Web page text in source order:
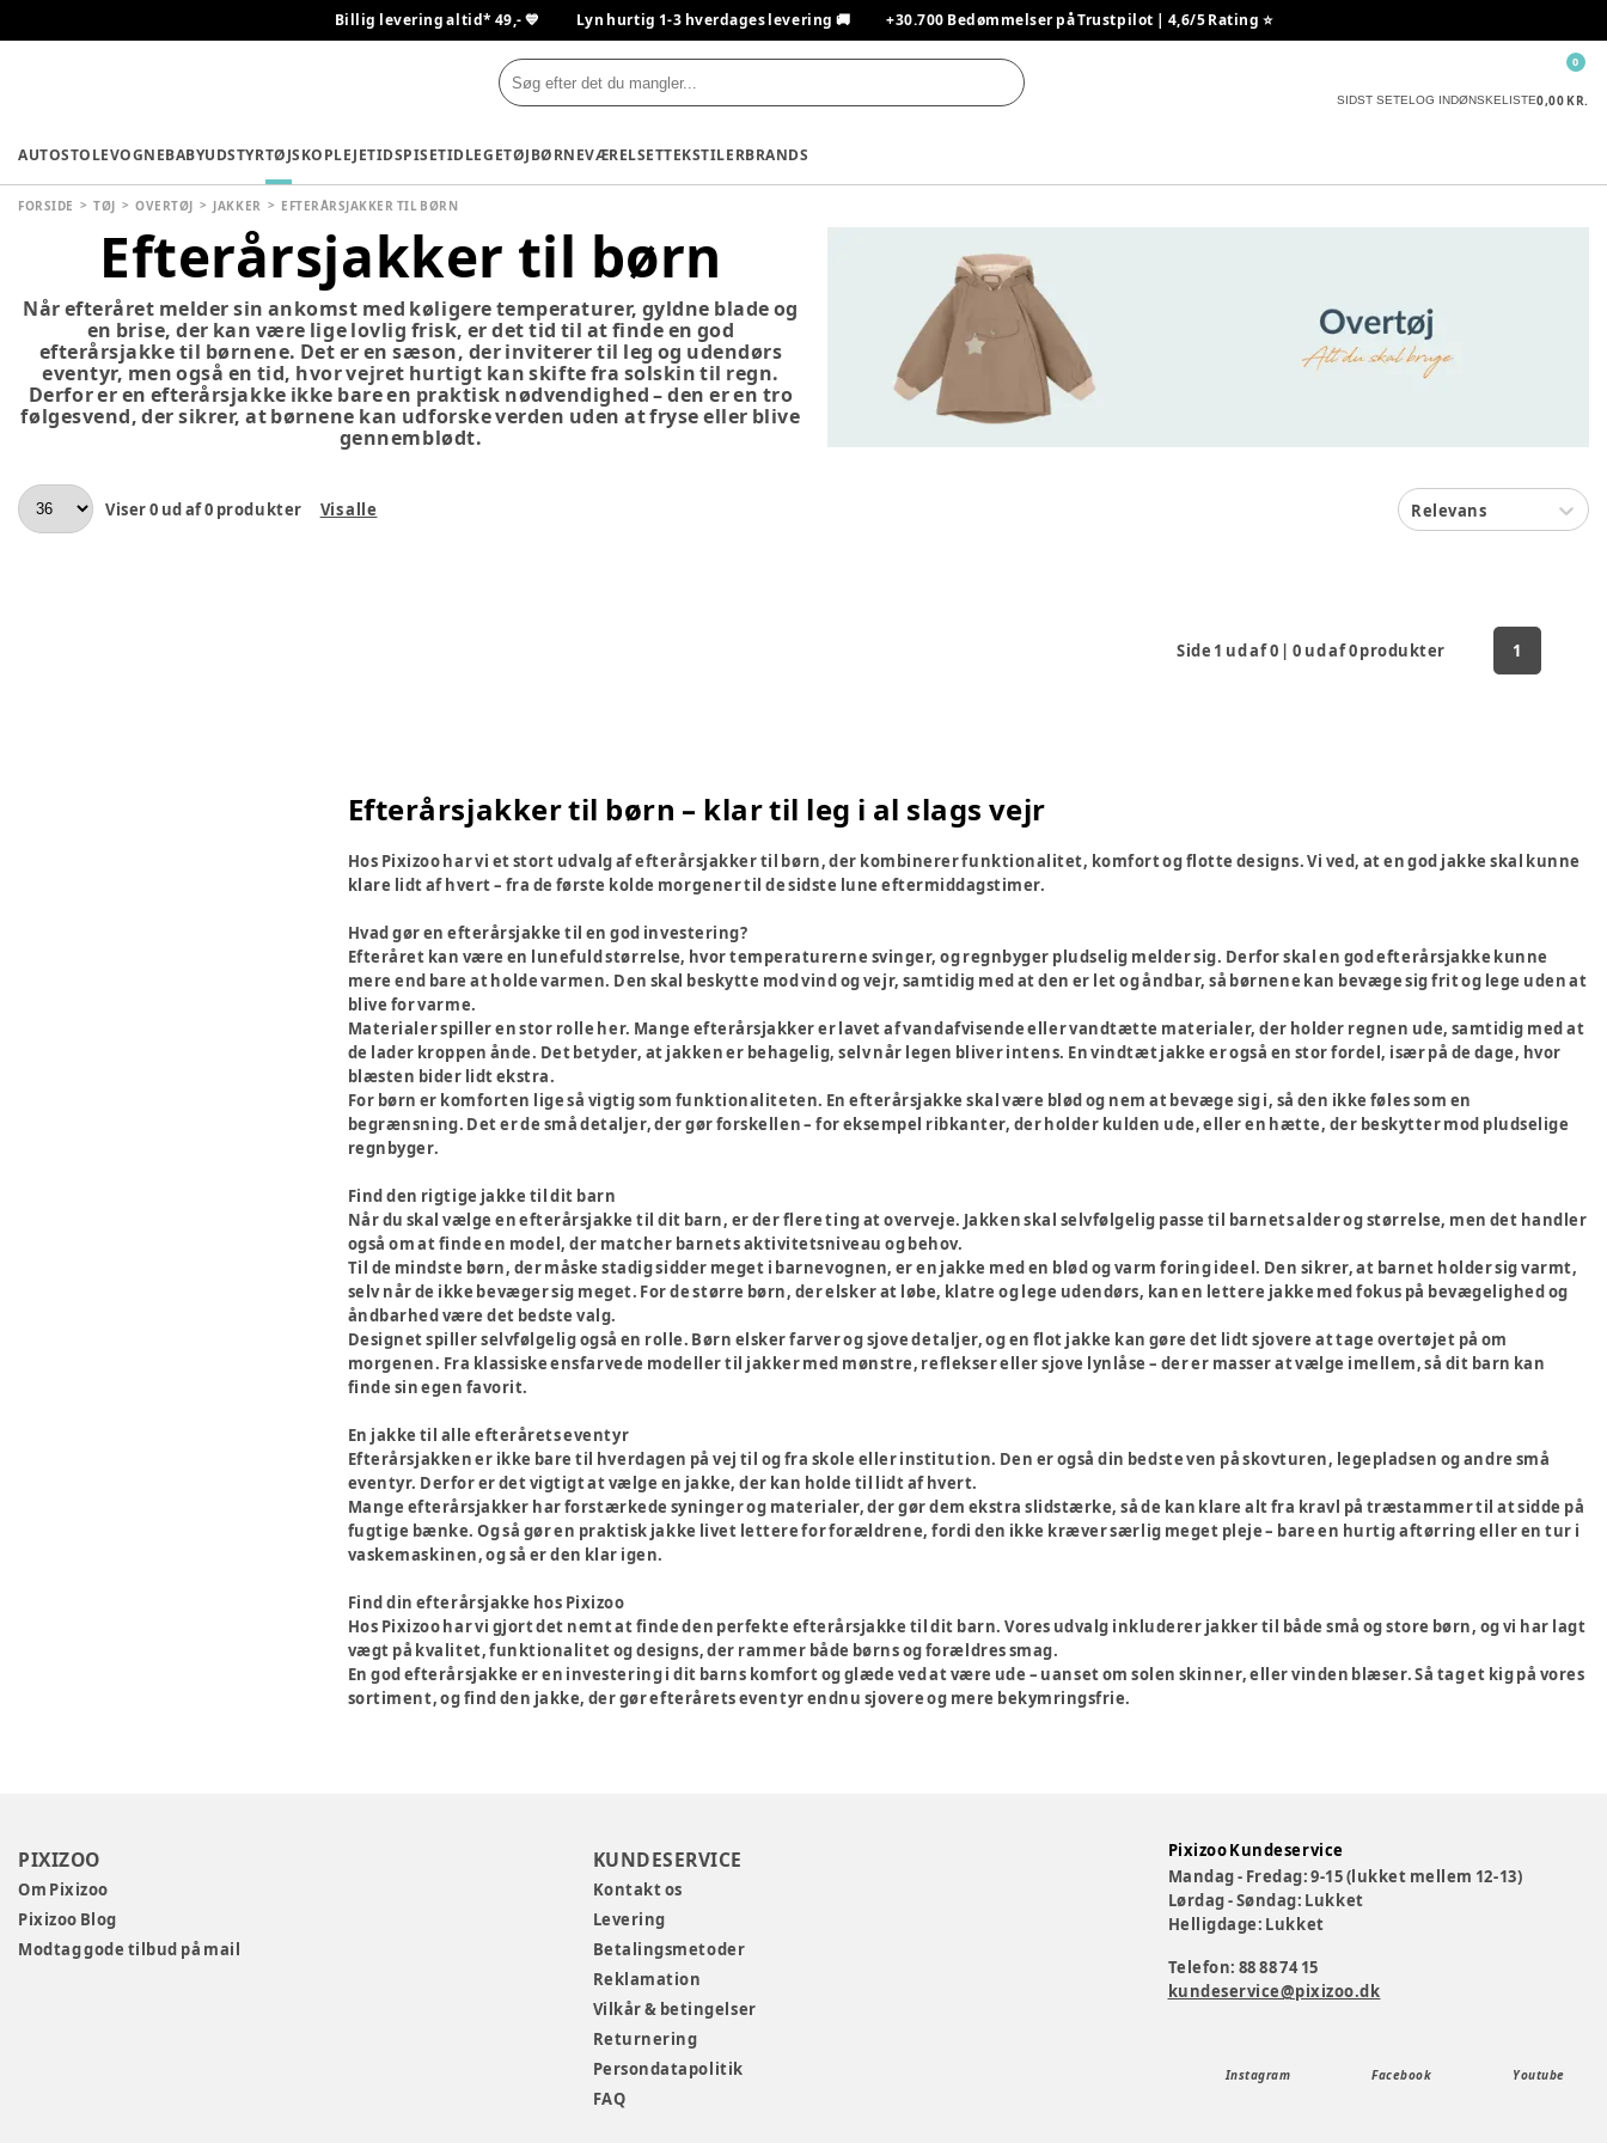
Billig levering altid* 49,- 💙 Lyn hurtig 1-3 hverdages levering 🚚 +30.700 Bedømmelser på Trustpilot | 4,6/5 Rating ⭐️
SIDST SETELOG INDØNSKELISTE0,00 KR.
0
AUTOSTOLEVOGNEBABYUDSTYRTØJSKOPLEJETIDSPISETIDLEGETØJBØRNEVÆRELSETTEKSTILERBRANDS
FORSIDE TØJ OVERTØJ JAKKER EFTERÅRSJAKKER TIL BØRN
Efterårsjakker til børn
Når efteråret melder sin ankomst med køligere temperaturer, gyldne blade og
en brise, der kan være lige lovlig frisk, er det tid til at finde en god
efterårsjakke til børnene. Det er en sæson, der inviterer til leg og udendørs
eventyr, men også en tid, hvor vejret hurtigt kan skifte fra solskin til regn.
Derfor er en efterårsjakke ikke bare en praktisk nødvendighed – den er en tro
følgesvend, der sikrer, at børnene kan udforske verden uden at fryse eller blive
gennemblødt.
Viser0 ud af0 produkter Vis alle Relevans
Side 1 ud af0 |0 ud af0produkter 1
Efterårsjakker til børn – klar til leg i al slags vejr
Hos Pixizoo har vi et stort udvalg af efterårsjakker til børn, der kombinerer funktionalitet, komfort og flotte designs. Vi ved, at en god jakke skal kunne
klare lidt af hvert – fra de første kolde morgener til de sidste lune eftermiddagstimer.
Hvad gør en efterårsjakke til en god investering?
Efteråret kan være en lunefuld størrelse, hvor temperaturerne svinger, og regnbyger pludselig melder sig. Derfor skal en god efterårsjakke kunne
mere end bare at holde varmen. Den skal beskytte mod vind og vejr, samtidig med at den er let og åndbar, så børnene kan bevæge sig frit og lege uden at
blive for varme.
Materialer spiller en stor rolle her. Mange efterårsjakker er lavet af vandafvisende eller vandtætte materialer, der holder regnen ude, samtidig med at
de lader kroppen ånde. Det betyder, at jakken er behagelig, selv når legen bliver intens. En vindtæt jakke er også en stor fordel, især på de dage, hvor
blæsten bider lidt ekstra.
For børn er komforten lige så vigtig som funktionaliteten. En efterårsjakke skal være blød og nem at bevæge sig i, så den ikke føles som en
begrænsning. Det er de små detaljer, der gør forskellen – for eksempel ribkanter, der holder kulden ude, eller en hætte, der beskytter mod pludselige
regnbyger.
Find den rigtige jakke til dit barn
Når du skal vælge en efterårsjakke til dit barn, er der flere ting at overveje. Jakken skal selvfølgelig passe til barnets alder og størrelse, men det handler
også om at finde en model, der matcher barnets aktivitetsniveau og behov.
Til de mindste børn, der måske stadig sidder meget i barnevognen, er en jakke med en blød og varm foring ideel. Den sikrer, at barnet holder sig varmt,
selv når de ikke bevæger sig meget. For de større børn, der elsker at løbe, klatre og lege udendørs, kan en lettere jakke med fokus på bevægelighed og
åndbarhed være det bedste valg.
Designet spiller selvfølgelig også en rolle. Børn elsker farver og sjove detaljer, og en flot jakke kan gøre det lidt sjovere at tage overtøjet på om
morgenen. Fra klassiske ensfarvede modeller til jakker med mønstre, reflekser eller sjove lynlåse – der er masser at vælge imellem, så dit barn kan
finde sin egen favorit.
En jakke til alle efterårets eventyr
Efterårsjakken er ikke bare til hverdagen på vej til og fra skole eller institution. Den er også din bedste ven på skovturen, legepladsen og andre små
eventyr. Derfor er det vigtigt at vælge en jakke, der kan holde til lidt af hvert.
Mange efterårsjakker har forstærkede syninger og materialer, der gør dem ekstra slidstærke, så de kan klare alt fra kravl på træstammer til at sidde på
fugtige bænke. Og så gør en praktisk jakke livet lettere for forældrene, fordi den ikke kræver særlig meget pleje – bare en hurtig aftørring eller en tur i
vaskemaskinen, og så er den klar igen.
Find din efterårsjakke hos Pixizoo
Hos Pixizoo har vi gjort det nemt at finde den perfekte efterårsjakke til dit barn. Vores udvalg inkluderer jakker til både små og store børn, og vi har lagt
vægt på kvalitet, funktionalitet og designs, der rammer både børns og forældres smag.
En god efterårsjakke er en investering i dit barns komfort og glæde ved at være ude – uanset om solen skinner, eller vinden blæser. Så tag et kig på vores
sortiment, og find den jakke, der gør efterårets eventyr endnu sjovere og mere bekymringsfrie.
PIXIZOO
Om Pixizoo
Pixizoo Blog
Modtag gode tilbud på mail
KUNDESERVICE
Kontakt os
Levering
Betalingsmetoder
Reklamation
Vilkår & betingelser
Returnering
Persondatapolitik
FAQ
Pixizoo Kundeservice
Mandag - Fredag: 9-15 (lukket mellem 12-13)
Lørdag - Søndag: Lukket
Helligdage: Lukket
Telefon: 88 88 74 15
kundeservice@pixizoo.dk
Instagram Facebook Youtube